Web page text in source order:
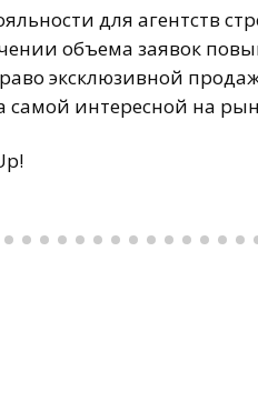
для агентств
объема заявок
эксклюзивной
самой интересной на